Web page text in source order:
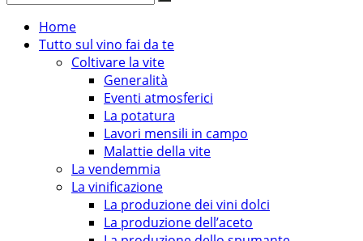
Home
Tutto sul vino fai da te
Coltivare la vite
Generalità
Eventi atmosferici
La potatura
Lavori mensili in campo
Malattie della vite
La vendemmia
La vinificazione
La produzione dei vini dolci
La produzione dell’aceto